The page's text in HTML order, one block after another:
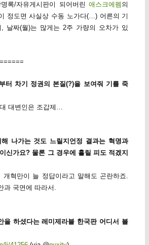
록/자유게시판이 되어버린애스크에펨 의
정도면 사실상 수동 노가다(…) 어른의 기
날짜(월)는 많게는 2주 가량의 오차가 있
터 차기 정권의 본질(?)을 보여줘 기를 죽
대변인은 조갑제…
나가는 것도 느릴지언정 결과는 혁명과
신가요? 물론 그 경우에 흘릴 피도 적겠지
혁만이 늘 정답이라고 말해도 곤란하죠.
과 국면에 따라서.
을 하셨다는 레미제라블 한국판 어디서 볼